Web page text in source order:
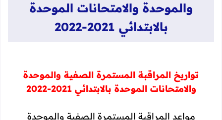
والموحدة والامتحانات الموحدة
بالابتدائي 2021-2022
تواريخ المراقبة المستمرة الصفية والموحدة
والامتحانات الموحدة بالابتدائي 2021-2022
مواعد المراقبة المستمرة الصفية والموحدة